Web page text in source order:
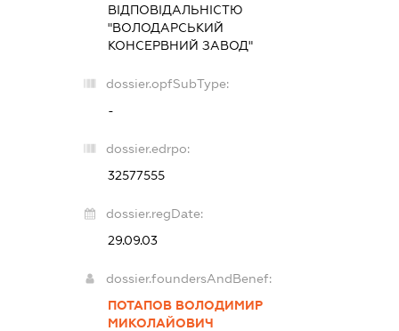
ВІДПОВІДАЛЬНІСТЮ
"ВОЛОДАРСЬКИЙ
КОНСЕРВНИЙ ЗАВОД"
dossier.opfSubType:
-
dossier.edrpo:
32577555
dossier.regDate:
29.09.03
dossier.foundersAndBenef:
ПОТАПОВ ВОЛОДИМИР
МИКОЛАЙОВИЧ